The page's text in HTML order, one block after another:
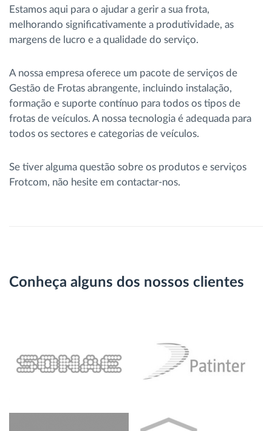
Estamos aqui para o ajudar a gerir a sua frota,
melhorando significativamente a produtividade, as
margens de lucro e a qualidade do serviço.
A nossa empresa oferece um pacote de serviços de
Gestão de Frotas abrangente, incluindo instalação,
formação e suporte contínuo para todos os tipos de
frotas de veículos. A nossa tecnologia é adequada para
todos os sectores e categorias de veículos.
Se tiver alguma questão sobre os produtos e serviços
Frotcom, não hesite em contactar-nos.
Conheça alguns dos nossos clientes